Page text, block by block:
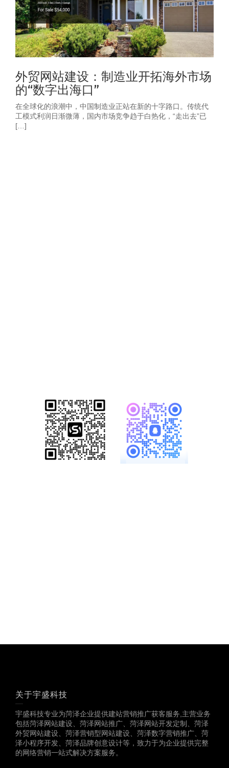
外贸网站建设：制造业开拓海外市场
的“数字出海口”
在全球化的浪潮中，中国制造业正站在新的十字路口。传统代
工模式利润日渐微薄，国内市场竞争趋于白热化，“走出去”已
[…]
关于宇盛科技
宇盛科技专业为菏泽企业提供建站营销推广获客服务,主营业务
包括菏泽网站建设、菏泽网站推广、菏泽网站开发定制、菏泽
外贸网站建设、菏泽营销型网站建设、菏泽数字营销推广、菏
泽小程序开发、菏泽品牌创意设计等，致力于为企业提供完整
的网络营销一站式解决方案服务。